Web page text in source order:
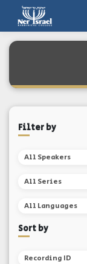
Filter by
All Speakers
All Series
All Languages
Sort by
Recording ID